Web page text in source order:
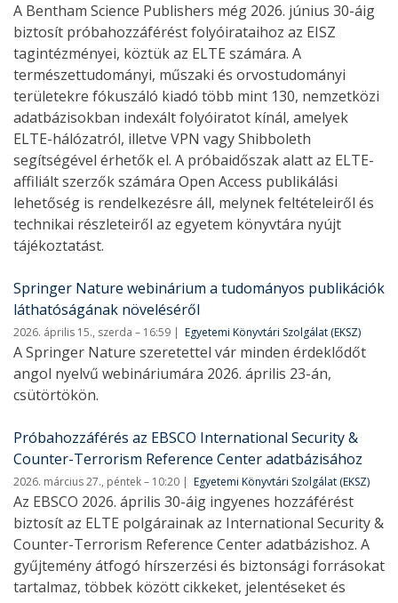
A Bentham Science Publishers még 2026. június 30-áig
biztosít próbahozzáférést folyóirataihoz az EISZ
tagintézményei, köztük az ELTE számára. A
természettudományi, műszaki és orvostudományi
területekre fókuszáló kiadó több mint 130, nemzetközi
adatbázisokban indexált folyóiratot kínál, amelyek
ELTE-hálózatról, illetve VPN vagy Shibboleth
segítségével érhetők el. A próbaidőszak alatt az ELTE-
affiliált szerzők számára Open Access publikálási
lehetőség is rendelkezésre áll, melynek feltételeiről és
technikai részleteiről az egyetem könyvtára nyújt
tájékoztatást.
Springer Nature webinárium a tudományos publikációk
láthatóságának növeléséről
2026. április 15., szerda – 16:59 Egyetemi Könyvtári Szolgálat (EKSZ)
A Springer Nature szeretettel vár minden érdeklődőt
angol nyelvű webináriumára 2026. április 23-án,
csütörtökön.
Próbahozzáférés az EBSCO International Security &
Counter-Terrorism Reference Center adatbázisához
2026. március 27., péntek – 10:20 Egyetemi Könyvtári Szolgálat (EKSZ)
Az EBSCO 2026. április 30-áig ingyenes hozzáférést
biztosít az ELTE polgárainak az International Security &
Counter-Terrorism Reference Center adatbázishoz. A
gyűjtemény átfogó hírszerzési és biztonsági forrásokat
tartalmaz, többek között cikkeket, jelentéseket és